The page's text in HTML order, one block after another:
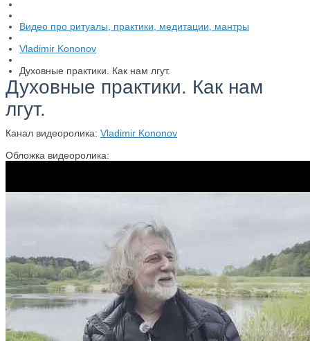
Видео про ритуалы, практики, медитации, мантры
Vladimir Kononov
Духовные практики. Как нам лгут.
Духовные практики. Как нам
лгут.
Канал видеоролика: Vladimir Kononov
Обложка видеоролика: